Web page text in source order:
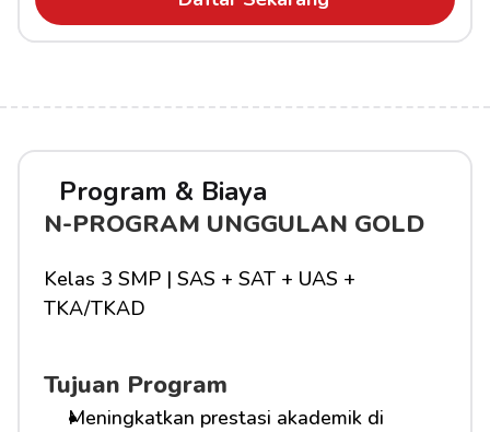
Program & Biaya
N-PROGRAM UNGGULAN GOLD
Kelas 3 SMP | SAS + SAT + UAS +
TKA/TKAD
Tujuan Program
Meningkatkan prestasi akademik di